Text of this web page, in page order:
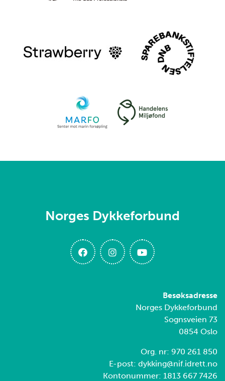
Norges Dykkeforbund
Besøksadresse
Norges Dykkeforbund
Sognsveien 73
0854 Oslo
Org. nr: 970 261 850
E-post: dykking@nif.idrett.no
Kontonummer: 1813 667 7426